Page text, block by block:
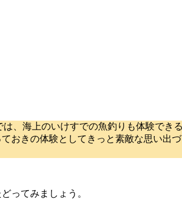
、海上のいけすでの魚釣りも体験で
おきの体験としてきっと素敵な思い出
ってみましょう。